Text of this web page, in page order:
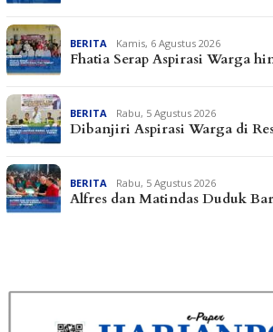
BERITA Kamis, 6 Agustus 2026
Fhatia Serap Aspirasi Warga
BERITA Rabu, 5 Agustus 2026
Dibanjiri Aspirasi Warga di
BERITA Rabu, 5 Agustus 2026
Alfres dan Matindas Duduk